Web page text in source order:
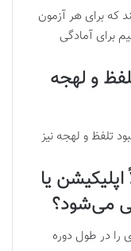
که برای هر آزمون
برای آمادگی
و لهجه
تلفظ و لهجه نیز
یا
می‌شود؟
را در طول دوره